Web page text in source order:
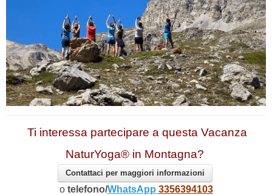
Ti interessa partecipare a questa Vacanza
NaturYoga® in Montagna?
Contattaci per maggiori informazioni
o telefono/WhatsApp 3356394103